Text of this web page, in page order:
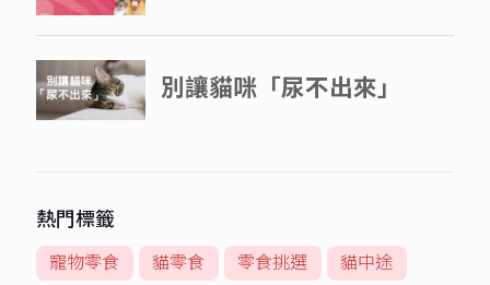
熱門標籤
寵物零食 貓零食 零食挑選
貓中途